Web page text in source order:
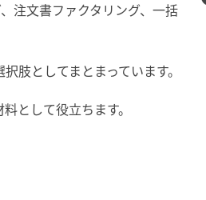
注文書ファクタリング、一括
肢としてまとまっています。
として役立ちます。